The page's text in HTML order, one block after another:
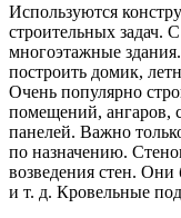
Используются
строительных задач.
многоэтажные
построить домик,
Очень популярно
помещений, ангаров,
панелей. Важно
по назначению.
возведения стен.
и т. д. Кровельные